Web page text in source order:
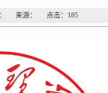
： 来源： 点击： 185